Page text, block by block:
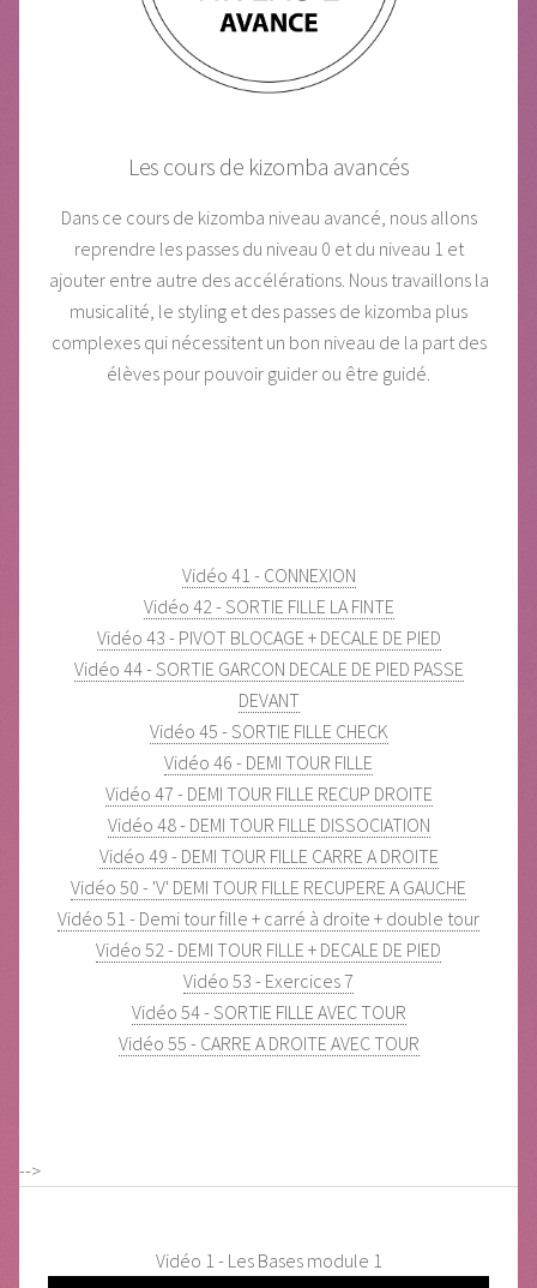
Les cours de kizomba avancés
Dans ce cours de kizomba niveau avancé, nous allons
reprendre les passes du niveau 0 et du niveau 1 et
ajouter entre autre des accélérations. Nous travaillons la
musicalité, le styling et des passes de kizomba plus
complexes qui nécessitent un bon niveau de la part des
élèves pour pouvoir guider ou être guidé.
Vidéo 41 - CONNEXION
Vidéo 42 - SORTIE FILLE LA FINTE
Vidéo 43 - PIVOT BLOCAGE + DECALE DE PIED
Vidéo 44 - SORTIE GARCON DECALE DE PIED PASSE
DEVANT
Vidéo 45 - SORTIE FILLE CHECK
Vidéo 46 - DEMI TOUR FILLE
Vidéo 47 - DEMI TOUR FILLE RECUP DROITE
Vidéo 48 - DEMI TOUR FILLE DISSOCIATION
Vidéo 49 - DEMI TOUR FILLE CARRE A DROITE
Vidéo 50 - 'V' DEMI TOUR FILLE RECUPERE A GAUCHE
Vidéo 51 - Demi tour fille + carré à droite + double tour
Vidéo 52 - DEMI TOUR FILLE + DECALE DE PIED
Vidéo 53 - Exercices 7
Vidéo 54 - SORTIE FILLE AVEC TOUR
Vidéo 55 - CARRE A DROITE AVEC TOUR
-->
Vidéo 1 - Les Bases module 1